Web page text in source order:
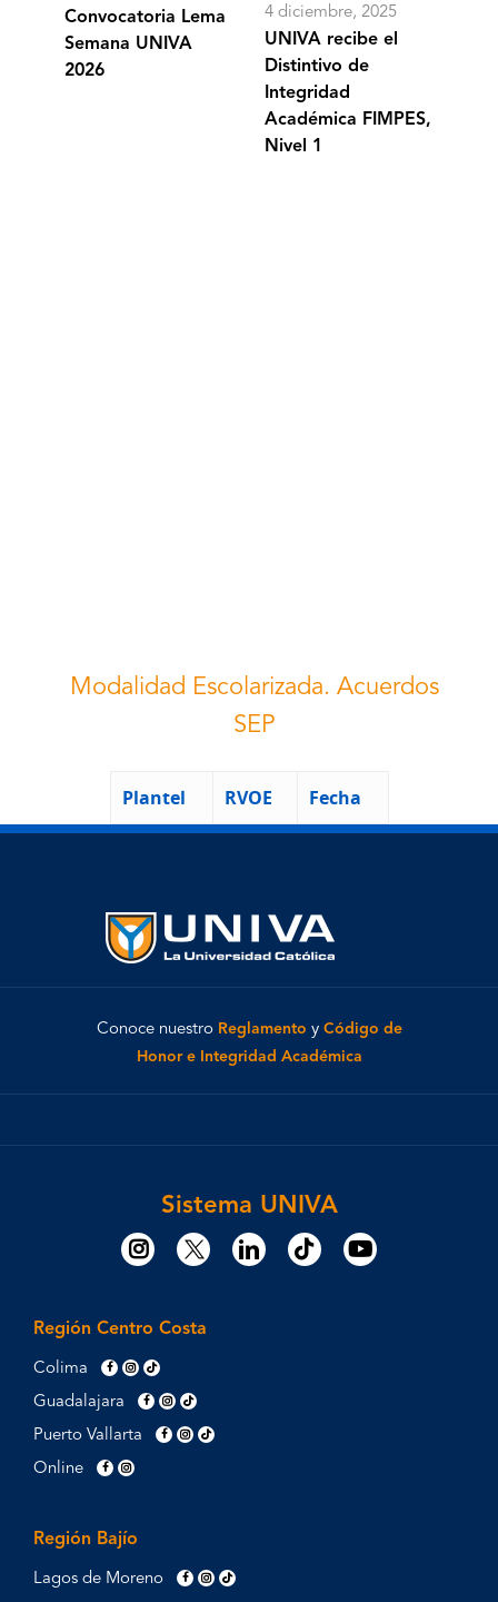
Convocatoria Lema
Semana UNIVA
2026
Nivel
4 diciembre, 2025
UNIVA recibe el
Distintivo de
Integridad
Académica FIMPES,
Nivel 1
Modalidad Escolarizada. Acuerdos
SEP
Plantel RVOE Fecha
Conoce nuestro Reglamento y Código de
Honor e Integridad Académica
Sistema UNIVA
Región Centro Costa
Colima
Guadalajara
Puerto Vallarta
Online
Región Bajío
Lagos de Moreno